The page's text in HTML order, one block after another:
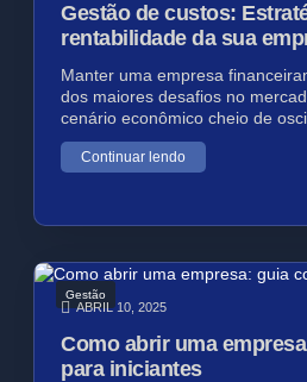
Gestão de custos:
rentabilidade da sua
Manter uma empresa
dos maiores desafios no
cenário econômico cheio de
Continuar lendo
Gestão
ABRIL 10, 2025
Como abrir uma
para iniciantes